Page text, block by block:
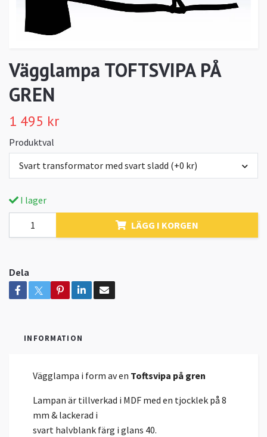
Vägglampa TOFTSVIPA PÅ
GREN
1 495 kr
Produktval
Svart transformator med svart sladd (+0 kr)
I lager
LÄGG I KORGEN
Dela
INFORMATION
Vägglampa i form av en Toftsvipa på gren
Lampan är tillverkad i MDF med en tjocklek på 8
mm & lackerad i
svart halvblank färg i glans 40.